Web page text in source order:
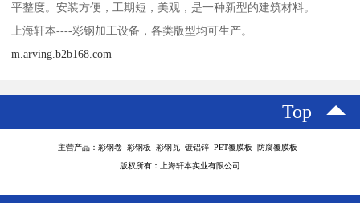
平整度。安装方便，工期短，美观，是一种新型的建筑材料。
上海轩本----彩钢加工设备，各类版型均可生产。
m.arving.b2b168.com
Top
主营产品：彩钢卷 彩钢板 彩钢瓦 镀铝锌 PET覆膜板 防腐覆膜板
版权所有：上海轩本实业有限公司